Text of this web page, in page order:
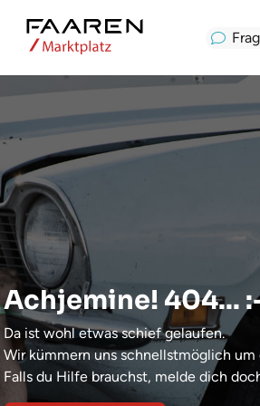
Achjemine! 404...
Da ist wohl etwas schief gelaufen.
Wir kümmern uns schnellstmöglich um
Falls du Hilfe brauchst, melde dich